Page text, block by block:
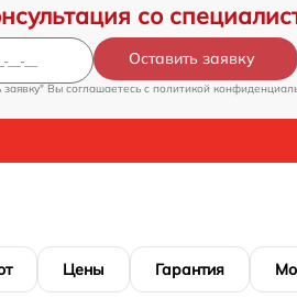
со
Оставить заявку
Вы соглашаетесь c политикой
Цены Гарантия